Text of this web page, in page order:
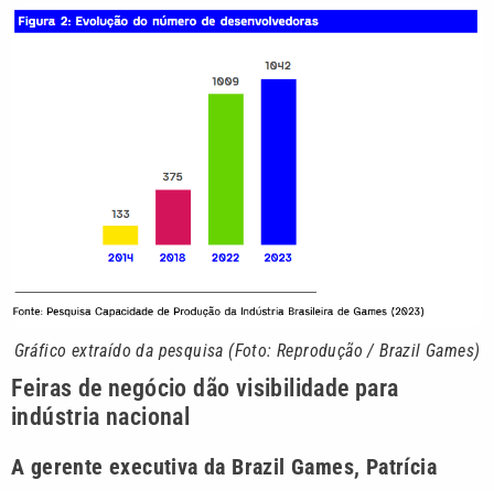
Gráfico extraído da pesquisa (Foto: Reprodução / Brazil Games)
Feiras de negócio dão visibilidade para
indústria nacional
A gerente executiva da Brazil Games, Patrícia